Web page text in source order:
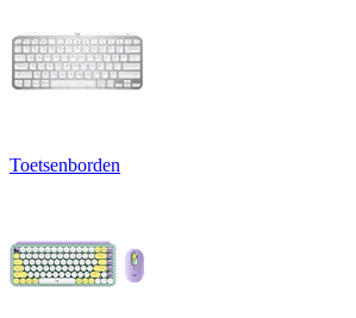
Toetsenborden